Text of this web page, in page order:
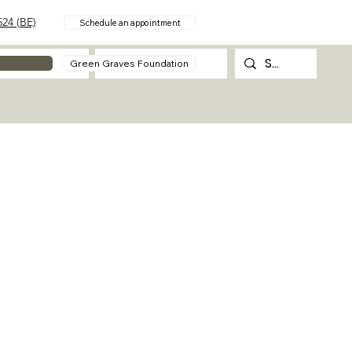
(BE) Schedule an appointment
Contact
Green Graves Foundation